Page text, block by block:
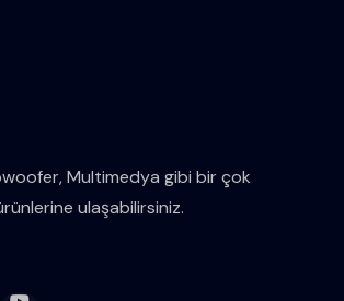
Multimedya gibi bir çok
ulaşabilirsiniz.